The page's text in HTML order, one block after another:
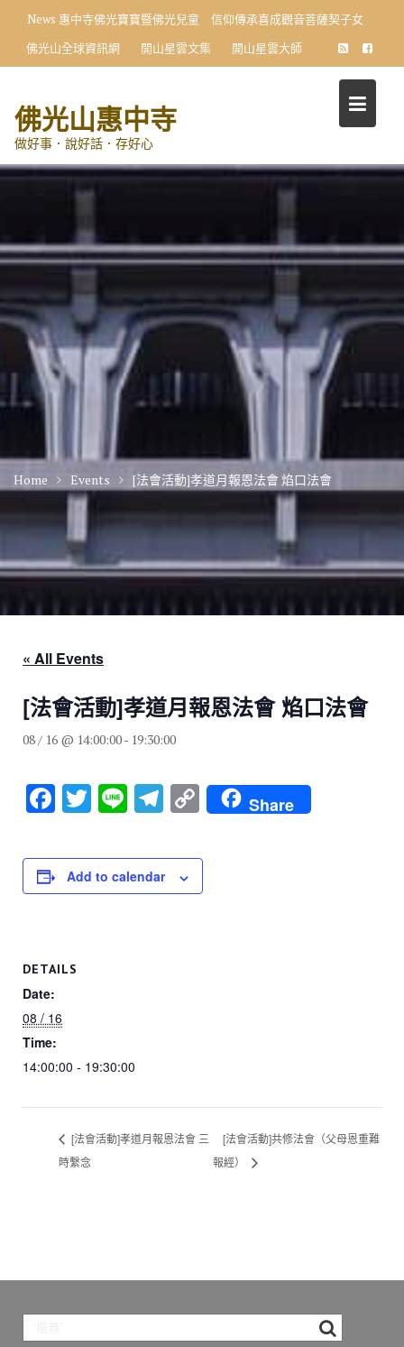
content
News 惠中寺佛光寶寶暨佛光兒童 信仰傳承喜成觀音菩薩契子女
佛光山全球資訊網
開山星雲文集 開山星雲大師
佛光山惠中寺
做好事．說好話．存好心
Home Events [法會活動]孝道月報恩法會 焰口法會
« All Events
[法會活動]孝道月報恩法會 焰口法會
08 / 16 @ 14:00:00- 19:30:00
F
c
e
o
T
tt
er
Li
e
T
e
gr
C
o
p
y
Share
Add to calendar
DETAILS
Date:
08 / 16
Time:
14:00:00 - 19:30:00
[法會活動]孝道月報恩法會 三
時繫念
[法會活動]共修法會（父母恩重難
報經）